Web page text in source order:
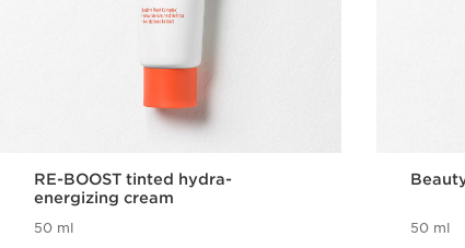
RE-BOOST tinted hydra-
energizing cream
50 ml 50 ml